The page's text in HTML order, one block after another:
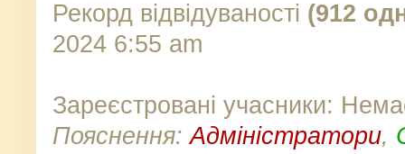
Рекорд відвідуваності (912
2024 6:55 am
Зареєстровані учасники:
Пояснення:Адміністратори,